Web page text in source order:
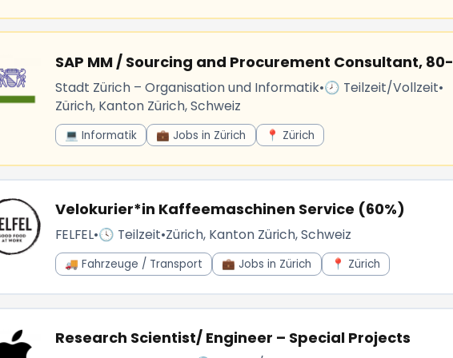
SAP MM / Sourcing and Procurement Consultant, 80-
Stadt Zürich – Organisation und Informatik•🕗 Teilzeit/Vollzeit•
Zürich, Kanton Zürich, Schweiz
💻 Informatik 💼 Jobs in Zürich 📍 Zürich
Velokurier*in Kaffeemaschinen Service (60%)
FELFEL•🕓 Teilzeit•Zürich, Kanton Zürich, Schweiz
🚚 Fahrzeuge / Transport 💼 Jobs in Zürich 📍 Zürich
Research Scientist/ Engineer – Special Projects